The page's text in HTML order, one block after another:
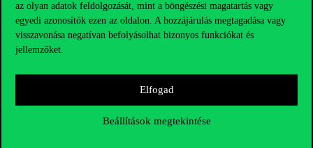
az olyan adatok feldolgozását, mint a böngészési magatartás vagy
egyedi azonosítók ezen az oldalon. A hozzájárulás megtagadása vagy
visszavonása negatívan befolyásolhat bizonyos funkciókat és
jellemzőket.
Elfogad
Beállítások megtekintése
HUB jelenlegi hallgatóinknak
Sajtó:press@uni-corvinus.hu